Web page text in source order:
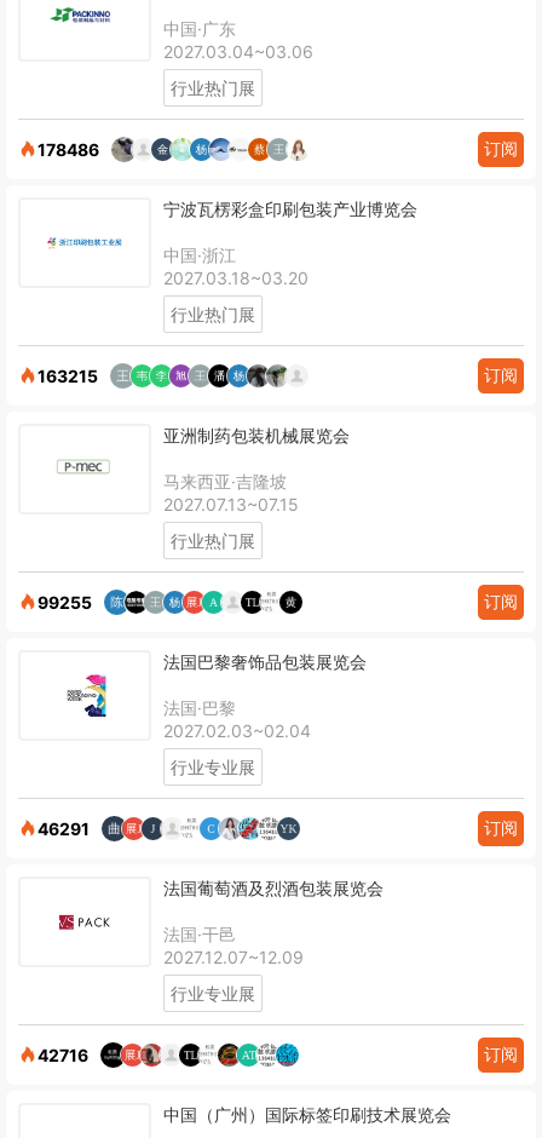
中国·广东
2027.03.04~03.06
行业热门展
178486 订阅
宁波瓦楞彩盒印刷包装产业博览会
中国·浙江
2027.03.18~03.20
行业热门展
163215 订阅
亚洲制药包装机械展览会
马来西亚·吉隆坡
2027.07.13~07.15
行业热门展
99255 订阅
法国巴黎奢饰品包装展览会
法国·巴黎
2027.02.03~02.04
行业专业展
46291 订阅
法国葡萄酒及烈酒包装展览会
法国·干邑
2027.12.07~12.09
行业专业展
42716 订阅
中国（广州）国际标签印刷技术展览会